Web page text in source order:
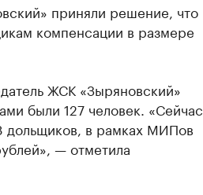
приняли решение, что
компенсации в размере
ЖСК «Зыряновский»
были 127 человек. «Сейчас
дольщиков, в рамках МИПов
— отметила